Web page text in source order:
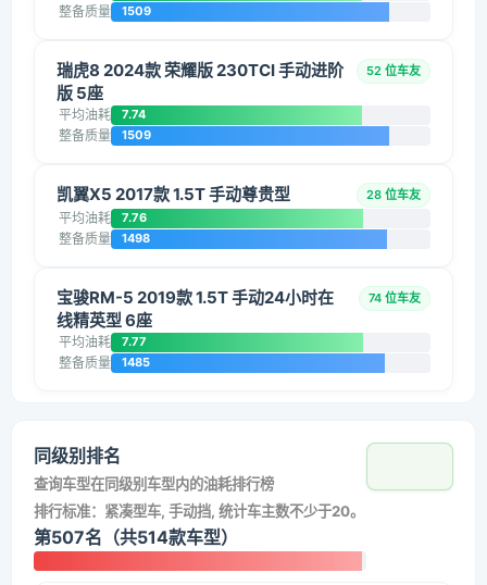
整备质量 1509
瑞虎8 2024款 荣耀版 230TCI 手动进阶
版 5座
52 位车友
平均油耗 7.74
整备质量 1509
凯翼X5 2017款 1.5T 手动尊贵型 28 位车友
平均油耗 7.76
整备质量 1498
宝骏RM-5 2019款 1.5T 手动24小时在
线精英型 6座
74 位车友
平均油耗 7.77
整备质量 1485
同级别排名
查询车型在同级别车型内的油耗排行榜
排行标准：紧凑型车, 手动挡, 统计车主数不少于20。
第507名（共514款车型）